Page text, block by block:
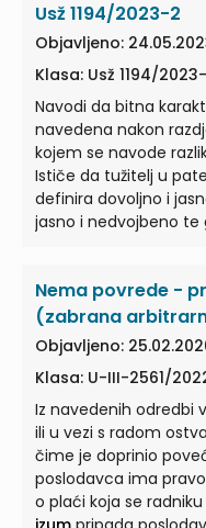
stav nije cijenjen kao
rješenja kojim je
opisuje rješenje
ideje“, odnosno da se
Slijedom ovog
objasniti
izuma da je dostavio
Usž 1194/2023-2
Objavljeno:
Klasa: Usž 1194/
Navodi da bitna
navedena nakon
kojem se navode
Ističe da tužitelj u
definira dovoljno i
jasno i nedvojbeno te
nazivom „volumetrijski
da se radi o
za koje se traži
preširoko i nejasno opisan. 8. ... 30/09.,
76/13. i 46/18.; Zakon
putem izvješten o
izvješću izloženo da
Nema povrede -
(zabrana
Objavljeno:
Klasa: U-III-2561/
Iz navedenih odredbi
ili u vezi s radom
čime je doprinio
poslodavca ima
o plaći koja se